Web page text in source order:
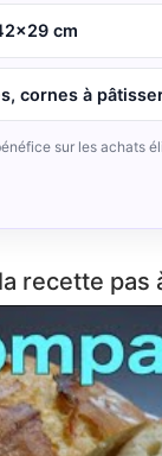
cm
cornes à
sur les achats
recette pas